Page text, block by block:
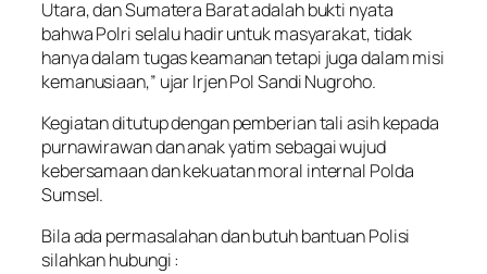
Utara, dan Sumatera Barat adalah bukti nyata
bahwa Polri selalu hadir untuk masyarakat, tidak
hanya dalam tugas keamanan tetapi juga dalam misi
kemanusiaan,” ujar Irjen Pol Sandi Nugroho.
Kegiatan ditutup dengan pemberian tali asih kepada
purnawirawan dan anak yatim sebagai wujud
kebersamaan dan kekuatan moral internal Polda
Sumsel.
Bila ada permasalahan dan butuh bantuan Polisi
silahkan hubungi :